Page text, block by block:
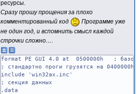
ресурсы.
Сразу прошу прощения за плохо
комментированный код
Программе уже
не один год, и вспомнить смысл каждой
строчки сложно….
format PE GUI 4.0 at 0500000h ; базовый
; стандартно проги грузятся на 0400000h
include 'win32ax.inc'
; секция данных
.data